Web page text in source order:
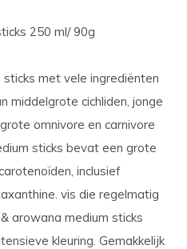
250 ml/ 90g
met vele ingrediënten
middelgrote cichliden, jonge
omnivore en carnivore
sticks bevat een grote
inclusief
vis die regelmatig
arowana medium sticks
kleuring. Gemakkelijk